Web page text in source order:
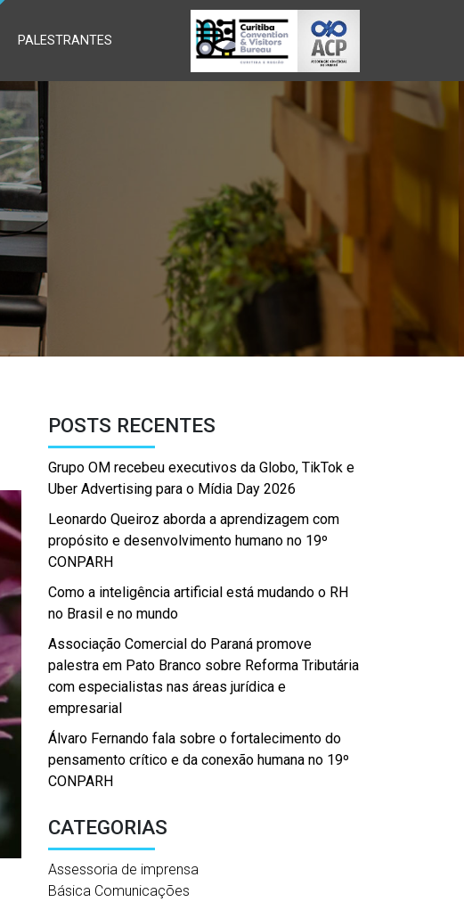
PALESTRANTES
POSTS RECENTES
Grupo OM recebeu executivos da Globo, TikTok e
Uber Advertising para o Mídia Day 2026
Leonardo Queiroz aborda a aprendizagem com
propósito e desenvolvimento humano no 19º
CONPARH
Como a inteligência artificial está mudando o RH
no Brasil e no mundo
Associação Comercial do Paraná promove
palestra em Pato Branco sobre Reforma Tributária
com especialistas nas áreas jurídica e
empresarial
Álvaro Fernando fala sobre o fortalecimento do
pensamento crítico e da conexão humana no 19º
CONPARH
CATEGORIAS
Assessoria de imprensa
Básica Comunicações